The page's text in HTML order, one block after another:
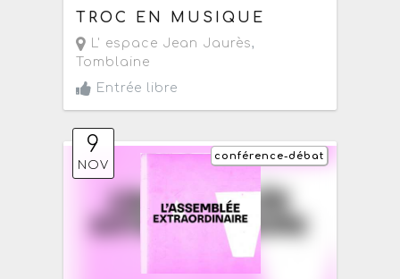
TROC EN MUSIQUE
L' espace Jean Jaurès,
Tomblaine
Entrée libre
9
NOV
conférence-débat